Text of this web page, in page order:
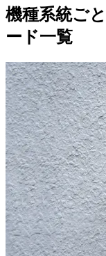
機種系統ご
ード一覧